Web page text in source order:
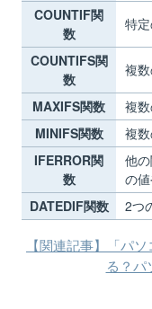
COUNTIF関
数
特
COUNTIFS関
数
複
MAXIFS関数
複
MINIFS関数
複
IFERROR関
数
他
の
DATEDIF関数
2つ
【関連記事】「パ
る？パ